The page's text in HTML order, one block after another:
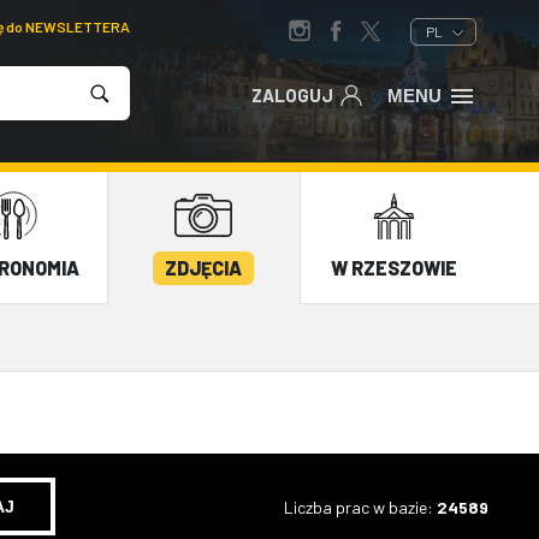
NEWSLETTERA PL
ZALOGUJ MENU
ZDJĘCIA W RZESZOWIE
Liczba prac w bazie: 24589